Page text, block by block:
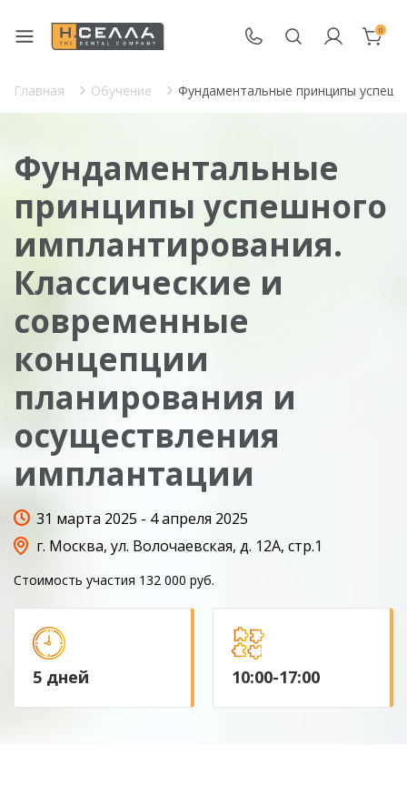
0
Главная Обучение Фундаментальные принципы
Фундаментальные
принципы успешного
имплантирования.
Классические и
современные
концепции
планирования и
осуществления
имплантации
31 марта 2025 - 4 апреля 2025
г. Москва, ул. Волочаевская, д. 12А, стр.1
Стоимость участия 132 000 руб.
5 дней 10:00-17:00